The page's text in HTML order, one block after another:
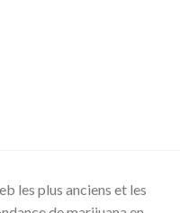
les plus anciens et les